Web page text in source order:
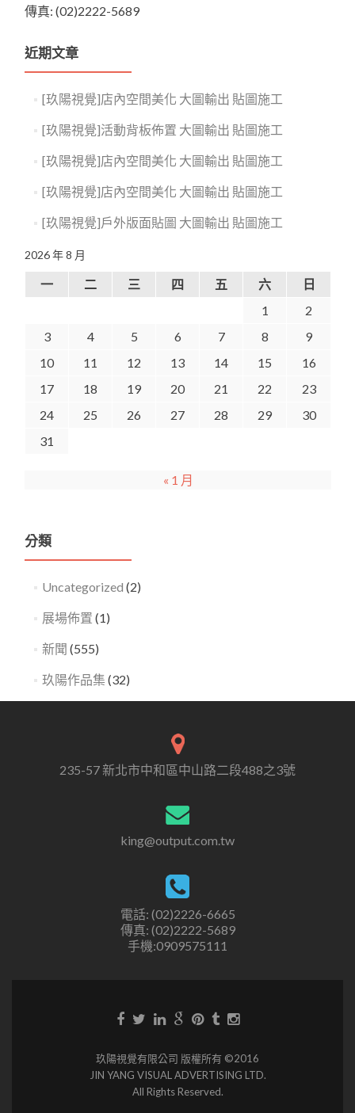
傳真: (02)2222-5689
近期文章
[玖陽視覺]店內空間美化 大圖輸出 貼圖施工
[玖陽視覺]活動背板佈置 大圖輸出 貼圖施工
[玖陽視覺]店內空間美化 大圖輸出 貼圖施工
[玖陽視覺]店內空間美化 大圖輸出 貼圖施工
[玖陽視覺]戶外版面貼圖 大圖輸出 貼圖施工
2026 年 8 月
一 二 三 四 五 六
日
1
2
3
4 5 6 7 8
9
10
11 12 13 14 15
16
17
18 19 20 21 22
23
24
25 26 27 28 29
30
31
« 1 月
分類
Uncategorized (2)
展場佈置 (1)
新聞 (555)
玖陽作品集 (32)
235-57 新北市中和區中山路二段488之3號
king@output.com.tw
電話: (02)2226-6665
傳真: (02)2222-5689
手機:0909575111
玖陽視覺有限公司 版權所有 ©2016
JIN YANG VISUAL ADVERTISING LTD.
All Rights Reserved.